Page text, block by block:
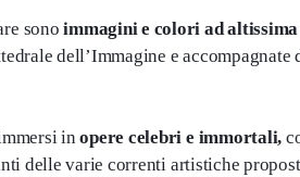
sonoimmagini e colori ad
dell’Immagine e accompagnate
inopere celebri e immortali,
delle varie correnti artistiche